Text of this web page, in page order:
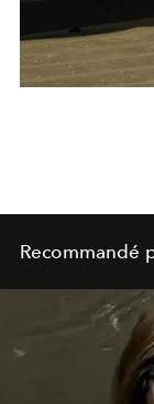
Recommandé